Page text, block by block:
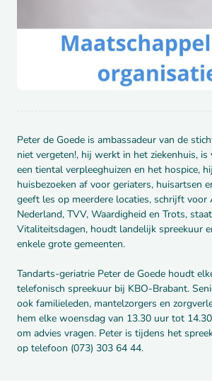
Peter de Goede is ambassadeur van de
niet vergeten!, hij werkt in het ziekenhuis, is
een tiental verpleeghuizen en het hospice,
huisbezoeken af voor geriaters, huisartsen
geeft les op meerdere locaties, schrijft voor
Nederland, TVV, Waardigheid en Trots,
Vitaliteitsdagen, houdt landelijk spreekuur
enkele grote gemeenten.
Tandarts-geriatrie Peter de Goede houdt
telefonisch spreekuur bij KBO-Brabant.
ook familieleden, mantelzorgers en
hem elke woensdag van 13.30 uur tot
om advies vragen. Peter is tijdens het
op telefoon (073) 303 64 44.